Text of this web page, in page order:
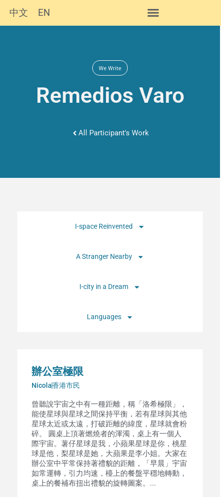
中文 EN
We Write
Remedios Varo
All Participant's Work
I-space Reinvented
A Stranger Nearby
I-city in a Dream
Languages
辦公室極限
Nicola香港市民
曾聽說宇宙之中有一種距離，稱「洛希極限」，
能使星球與星球之間保持平衡，若有星球與其他
星球太近或太遠，打破距離的緯度，星球就會粉
碎。 圓桌上頂著燃燒者的渾濁，桌上有一個人
際宇宙。薯仔星球是我，小蘋果星球是你，桃星
球是他，梨星球是她，大蘋果是李小姐。大家在
辦公室中平常保持著禮貌的距離，「早晨」宇宙
如常運轉，引力均速，檯上的餐盤平穩地轉動，
桌上的餐補布扭出禮貌的旋轉圖案。...